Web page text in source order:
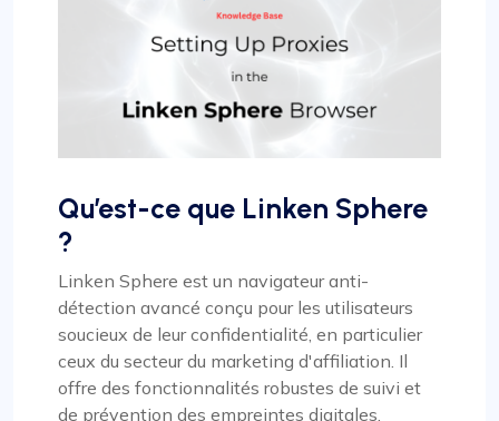
Qu’est-ce que Linken Sphere
?
Linken Sphere est un navigateur anti-
détection avancé conçu pour les utilisateurs
soucieux de leur confidentialité, en particulier
ceux du secteur du marketing d'affiliation. Il
offre des fonctionnalités robustes de suivi et
de prévention des empreintes digitales,